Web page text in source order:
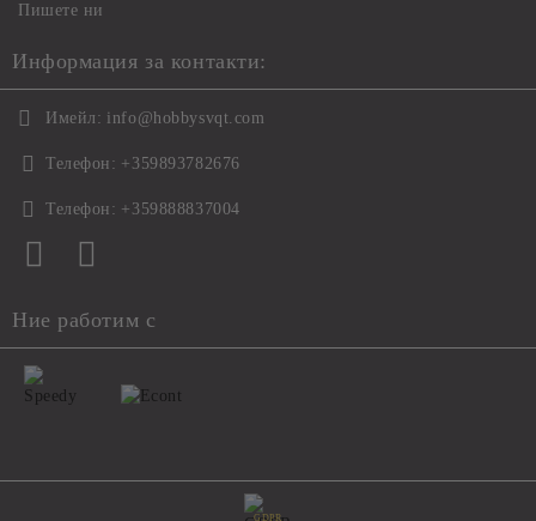
Пишете ни
Информация за контакти:
Имейл: info@hobbysvqt.com
Телефон: +359893782676
Телефон: +359888837004
Ние работим с
GDPR